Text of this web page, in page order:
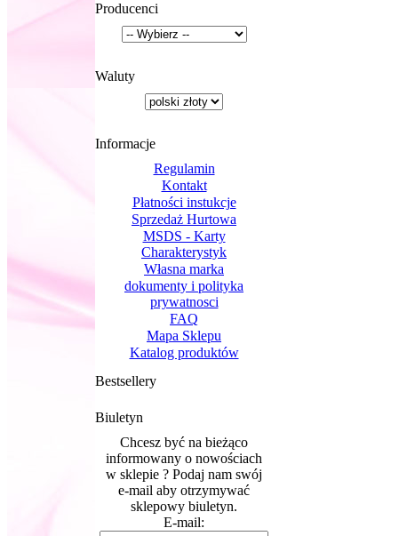
Producenci
Waluty
Informacje
Regulamin
Kontakt
Płatności instukcje
Sprzedaż Hurtowa
MSDS - Karty
Charakterystyk
Własna marka
dokumenty i polityka
prywatnosci
FAQ
Mapa Sklepu
Katalog produktów
Bestsellery
Biuletyn
Chcesz być na bieżąco
informowany o nowościach
w sklepie ? Podaj nam swój
e-mail aby otrzymywać
sklepowy biuletyn.
E-mail: